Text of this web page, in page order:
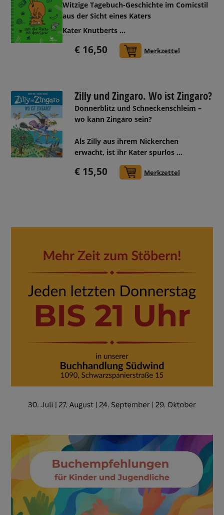
Witzige Tagebuch-Geschichte im Comicstil
aus der Sicht eines Katers
Kater Knutberts ...
€ 16,50 In den Warenkorb
Merkzettel
Zilly und Zingaro. Wo ist Zingaro?
Donnerblitz und Schneckenschleim –
wo kann Zingaro sein?
Als Zilly aus ihrem Nickerchen
erwacht, ist ihr Kater spurlos ...
€ 15,50 In den Warenkorb
Merkzettel